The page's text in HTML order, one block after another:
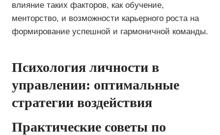
влияние таких факторов, как обучение,
менторство, и возможности карьерного роста на
формирование успешной и гармоничной команды.
Психология личности в
управлении: оптимальные
стратегии воздействия
Практические советы по